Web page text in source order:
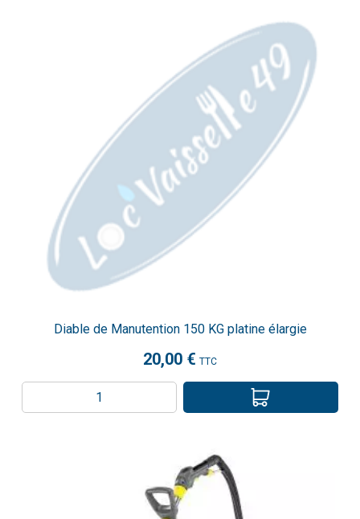
Diable de Manutention 150 KG platine élargie
20,00 € TTC